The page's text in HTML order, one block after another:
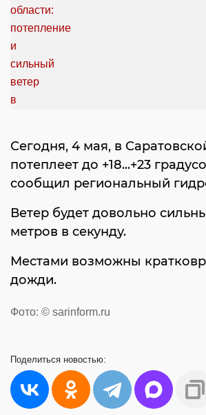
Сегодня, 4 мая, в
потеплеет до +18...+23
сообщил региональный
Ветер будет довольно
метров в секунду.
Местами возможны
дожди.
Фото: © sarinform.ru
Поделиться новостью: